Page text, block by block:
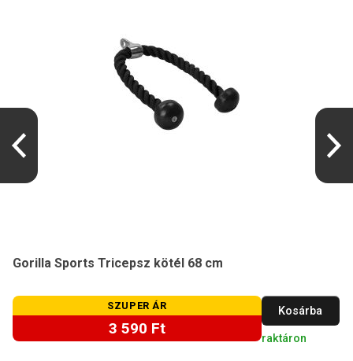
Gorilla Sports Tricepsz kötél 68 cm
SZUPER ÁR
3 590 Ft
Kosárba
raktáron